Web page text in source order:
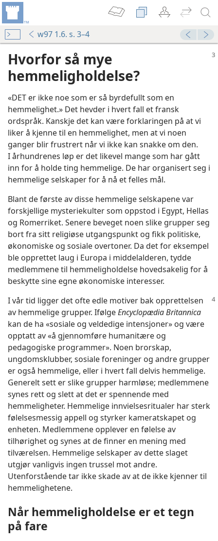
w97 1.6. s. 3–4
Hvorfor så mye
hemmeligholdelse?
«DET er ikke noe som er så byrdefullt som en
hemmelighet.» Det hevder i hvert fall et fransk
ordspråk. Kanskje det kan være forklaringen på at vi
liker å kjenne til en hemmelighet, men at vi noen
ganger blir frustrert når vi ikke kan snakke om den.
I århundrenes løp er det likevel mange som har gått
inn for å holde ting hemmelige. De har organisert seg i
hemmelige selskaper for å nå et felles mål.
Blant de første av disse hemmelige selskapene var
forskjellige mysteriekulter som oppstod i Egypt, Hellas
og Romerriket. Senere beveget noen slike grupper seg
bort fra sitt religiøse utgangspunkt og fikk politiske,
økonomiske og sosiale overtoner. Da det for eksempel
ble opprettet laug i Europa i middelalderen, tydde
medlemmene til hemmeligholdelse hovedsakelig for å
beskytte sine egne økonomiske interesser.
I vår tid ligger det ofte edle motiver bak opprettelsen
av hemmelige grupper. IfølgeEncyclopædia Britannica
kan de ha «sosiale og veldedige intensjoner» og være
opptatt av «å gjennomføre humanitære og
pedagogiske programmer». Noen brorskap,
ungdomsklubber, sosiale foreninger og andre grupper
er også hemmelige, eller i hvert fall delvis hemmelige.
Generelt sett er slike grupper harmløse; medlemmene
synes rett og slett at det er spennende med
hemmeligheter. Hemmelige innvielsesritualer har sterk
følelsesmessig appell og styrker kameratskapet og
enheten. Medlemmene opplever en følelse av
tilhørighet og synes at de finner en mening med
tilværelsen. Hemmelige selskaper av dette slaget
utgjør vanligvis ingen trussel mot andre.
Utenforstående tar ikke skade av at de ikke kjenner til
hemmelighetene.
Når hemmeligholdelse er et tegn
på fare